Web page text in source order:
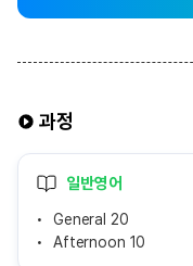
과정
일반영어
General 20
Afternoon 10